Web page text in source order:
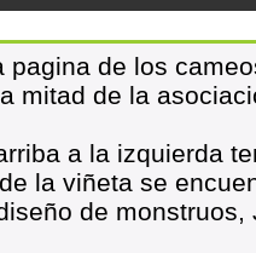
pagina de los
mitad de la
a la izquierda
la viñeta se
de monstruos,